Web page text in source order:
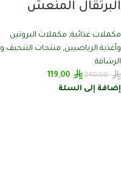
البرتقال المنعش
مكملات غذائية, مكملات البروتين
وأغذية الرياضيين, منتجات التنحيف و
الرشاقة
240,00
119,00
إضافة إلى السلة